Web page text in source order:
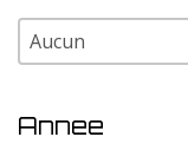
Couleur
Couleur
Annee